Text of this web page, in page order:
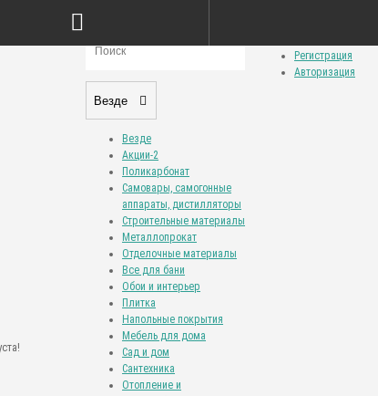
Регистрация
Авторизация
Сравнение товаров (0)
Везде
Везде
Акции-2
Поликарбонат
Самовары, самогонные
аппараты, дистилляторы
Строительные материалы
Металлопрокат
Отделочные материалы
Все для бани
Обои и интерьер
Плитка
Напольные покрытия
Мебель для дома
Сад и дом
Сантехника
Отопление и